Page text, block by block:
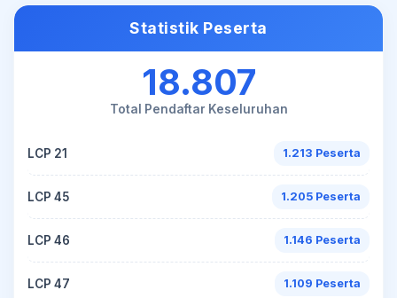
Statistik Peserta
18.807
Total Pendaftar Keseluruhan
LCP 21 1.213 Peserta
LCP 45 1.205 Peserta
LCP 46 1.146 Peserta
LCP 47 1.109 Peserta